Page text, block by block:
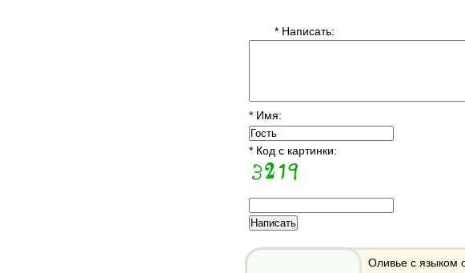
* Написать:
* Имя:
* Код с картинки:
Оливье с языком